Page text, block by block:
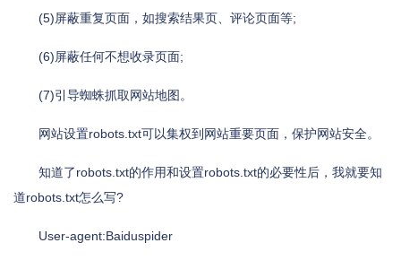
(5)屏蔽重复页面，如搜索结果页、评论页面等;
(6)屏蔽任何不想收录页面;
(7)引导蜘蛛抓取网站地图。
网站设置robots.txt可以集权到网站重要页面，保护网站安全。
知道了robots.txt的作用和设置robots.txt的必要性后，我就要知
道robots.txt怎么写?
User-agent:Baiduspider